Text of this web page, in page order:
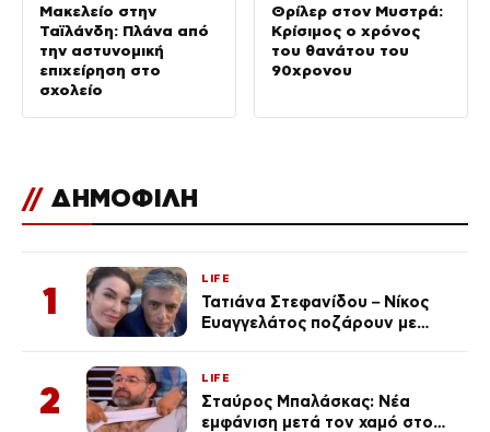
Μακελείο στην
Ταϊλάνδη: Πλάνα από
την αστυνομική
επιχείρηση στο
σχολείο
Θρίλερ στον Μυστρά:
Κρίσιμος ο χρόνος
του θανάτου του
90χρονου
// ΔΗΜΟΦΙΛΗ
1
LIFE
Τατιάνα Στεφανίδου – Νίκος
Ευαγγελάτος ποζάρουν με
2
LIFE
Σταύρος Μπαλάσκας: Νέα
εμφάνιση μετά τον χαμό στο